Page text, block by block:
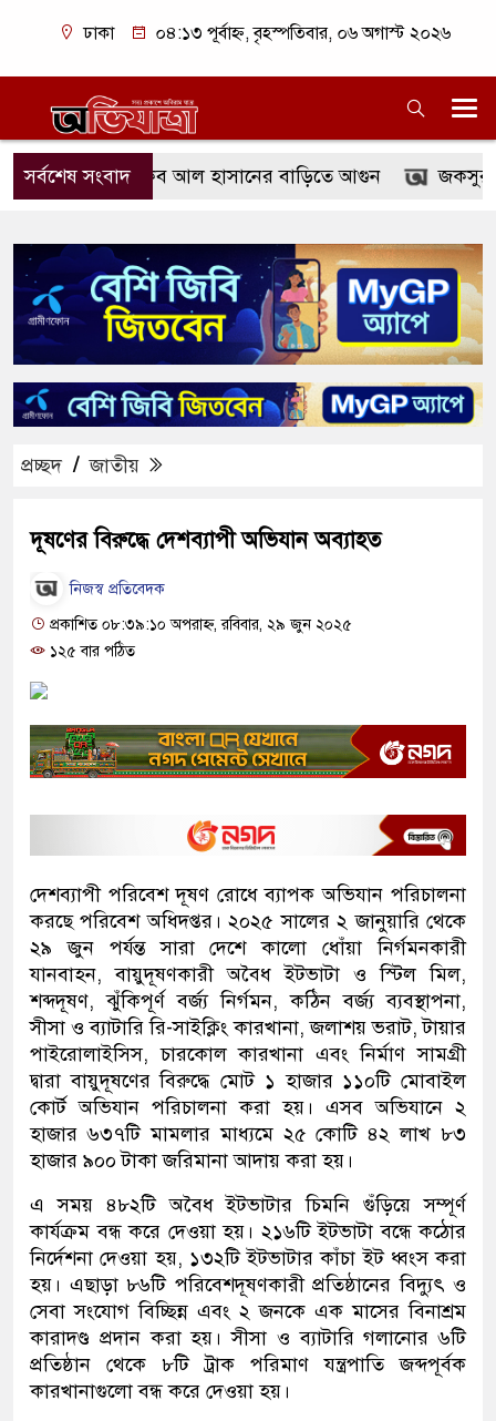
ঢাকা ০৪:১৩ পূর্বাহ্ন, বৃহস্পতিবার, ০৬ অগাস্ট ২০২৬
সর্বশেষ সংবাদ
সাকিব আল হাসানের বাড়িতে আগুন জকসুর স্বাস্থ্য ও
প্রচ্ছদ/জাতীয়
দূষণের বিরুদ্ধে দেশব্যাপী অভিযান অব্যাহত
নিজস্ব প্রতিবেদক
প্রকাশিত ০৮:৩৯:১০ অপরাহ্ন, রবিবার, ২৯ জুন ২০২৫
১২৫ বার পঠিত
দেশব্যাপী পরিবেশ দূষণ রোধে ব্যাপক অভিযান পরিচালনা
করছে পরিবেশ অধিদপ্তর। ২০২৫ সালের ২ জানুয়ারি থেকে
২৯ জুন পর্যন্ত সারা দেশে কালো ধোঁয়া নির্গমনকারী
যানবাহন, বায়ুদূষণকারী অবৈধ ইটভাটা ও স্টিল মিল,
শব্দদূষণ, ঝুঁকিপূর্ণ বর্জ্য নির্গমন, কঠিন বর্জ্য ব্যবস্থাপনা,
সীসা ও ব্যাটারি রি-সাইক্লিং কারখানা, জলাশয় ভরাট, টায়ার
পাইরোলাইসিস, চারকোল কারখানা এবং নির্মাণ সামগ্রী
দ্বারা বায়ুদূষণের বিরুদ্ধে মোট ১ হাজার ১১০টি মোবাইল
কোর্ট অভিযান পরিচালনা করা হয়। এসব অভিযানে ২
হাজার ৬৩৭টি মামলার মাধ্যমে ২৫ কোটি ৪২ লাখ ৮৩
হাজার ৯০০ টাকা জরিমানা আদায় করা হয়।
এ সময় ৪৮২টি অবৈধ ইটভাটার চিমনি গুঁড়িয়ে সম্পূর্ণ
কার্যক্রম বন্ধ করে দেওয়া হয়। ২১৬টি ইটভাটা বন্ধে কঠোর
নির্দেশনা দেওয়া হয়, ১৩২টি ইটভাটার কাঁচা ইট ধ্বংস করা
হয়। এছাড়া ৮৬টি পরিবেশদূষণকারী প্রতিষ্ঠানের বিদ্যুৎ ও
সেবা সংযোগ বিচ্ছিন্ন এবং ২ জনকে এক মাসের বিনাশ্রম
কারাদণ্ড প্রদান করা হয়। সীসা ও ব্যাটারি গলানোর ৬টি
প্রতিষ্ঠান থেকে ৮টি ট্রাক পরিমাণ যন্ত্রপাতি জব্দপূর্বক
কারখানাগুলো বন্ধ করে দেওয়া হয়।